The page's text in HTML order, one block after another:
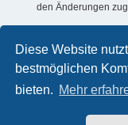
Diese Website
bestmöglichen
bieten. Mehr
den Änderungen
Informationen über
sind in der
Foren-Übersicht
Powered by